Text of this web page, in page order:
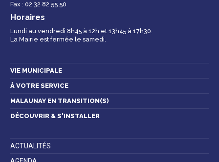
Fax : 02 32 82 55 50
Horaires
Lundi au vendredi 8h45 à 12h et 13h45 à 17h30.
La Mairie est fermée le samedi.
VIE MUNICIPALE
À VOTRE SERVICE
MALAUNAY EN TRANSITION(S)
DÉCOUVRIR & S'INSTALLER
ACTUALITÉS